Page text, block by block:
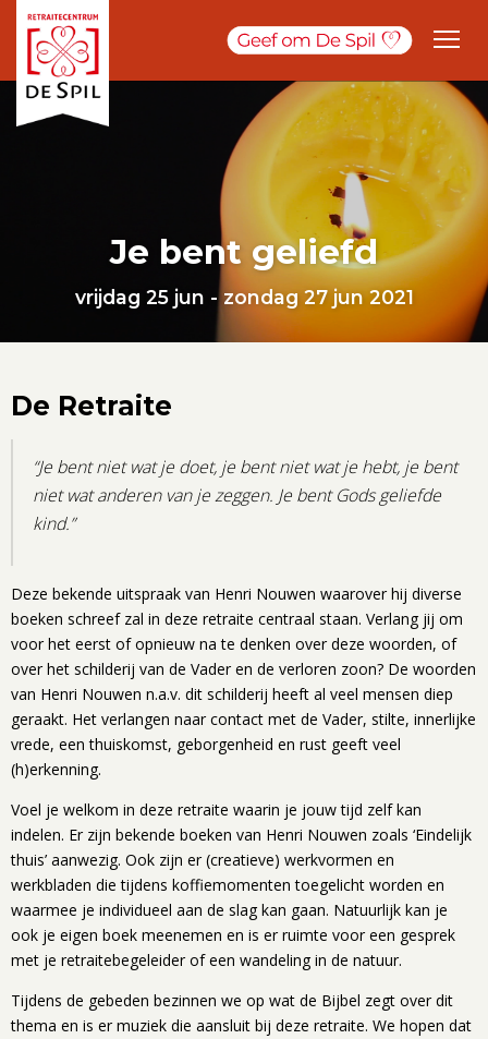
Je bent geliefd
vrijdag 25 jun - zondag 27 jun 2021
De Retraite
“Je bent niet wat je doet, je bent niet wat je hebt, je bent
niet wat anderen van je zeggen. Je bent Gods geliefde
kind.”
Deze bekende uitspraak van Henri Nouwen waarover hij diverse
boeken schreef zal in deze retraite centraal staan. Verlang jij om
voor het eerst of opnieuw na te denken over deze woorden, of
over het schilderij van de Vader en de verloren zoon? De woorden
van Henri Nouwen n.a.v. dit schilderij heeft al veel mensen diep
geraakt. Het verlangen naar contact met de Vader, stilte, innerlijke
vrede, een thuiskomst, geborgenheid en rust geeft veel
(h)erkenning.
Voel je welkom in deze retraite waarin je jouw tijd zelf kan
indelen. Er zijn bekende boeken van Henri Nouwen zoals ‘Eindelijk
thuis’ aanwezig. Ook zijn er (creatieve) werkvormen en
werkbladen die tijdens koffiemomenten toegelicht worden en
waarmee je individueel aan de slag kan gaan. Natuurlijk kan je
ook je eigen boek meenemen en is er ruimte voor een gesprek
met je retraitebegeleider of een wandeling in de natuur.
Tijdens de gebeden bezinnen we op wat de Bijbel zegt over dit
thema en is er muziek die aansluit bij deze retraite. We hopen dat